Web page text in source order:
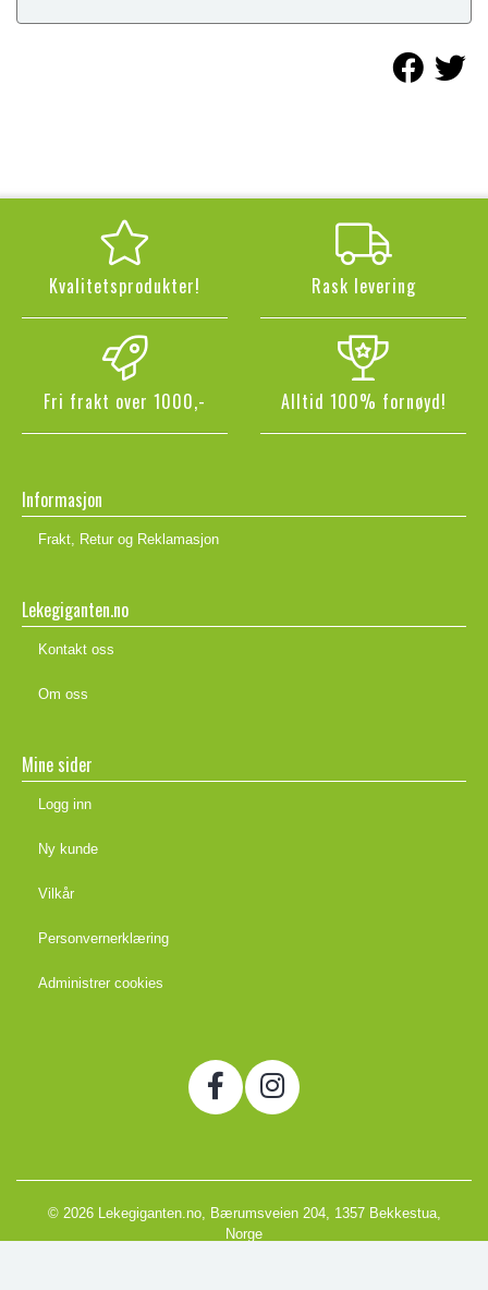
Kvalitetsprodukter! Rask levering
Fri frakt over 1000,- Alltid 100% fornøyd!
Informasjon
Frakt, Retur og Reklamasjon
Lekegiganten.no
Kontakt oss
Om oss
Mine sider
Logg inn
Ny kunde
Vilkår
Personvernerklæring
Administrer cookies
© 2026 Lekegiganten.no, Bærumsveien 204, 1357 Bekkestua,
Norge